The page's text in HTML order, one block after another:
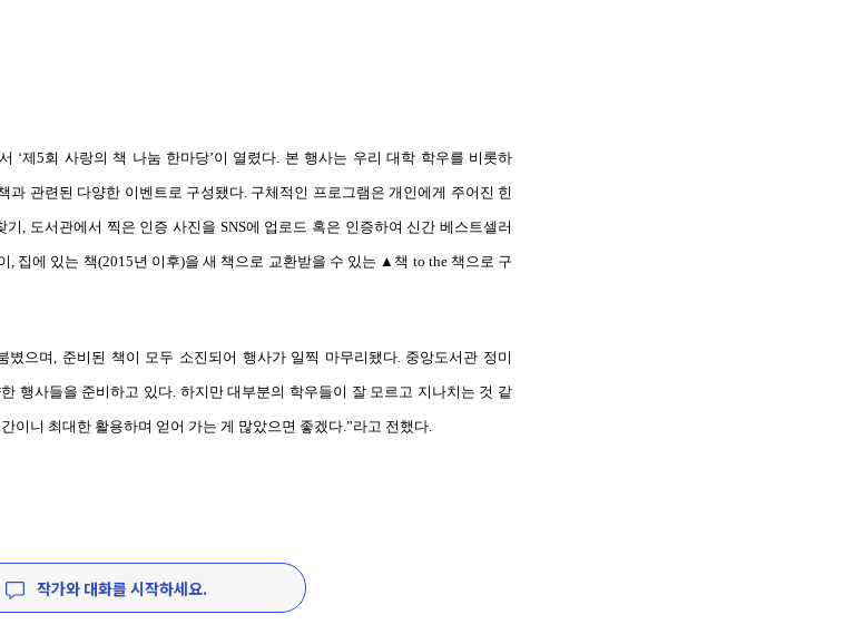
‘제5회 사랑의 책 나눔 한마당’이 열렸다 본 행사는 우리 대학 학우를 비롯하
과 관련된 다양한 이벤트로 구성됐다. 구체적인 프로그램은 개인에게 주어진 힌
기 도서관에서 찍은 인증 사진을 SNS에 업로드 혹은 인증하여 신간 베스트셀러
집에 있는 책(2015년 이후)을 새 책으로 교환받을 수 있는 ▲ 책 to the 책으로 구
볐으며 준비된 책이 모두 소진되어 행사가 일찍 마무리됐다. 중앙도서관 정미
행사들을 준비하고 있다 하지만 대부분의 학우들이 잘 모르고 지나치는 것 같
이니 최대한 활용하며 얻어 가는 게 많았으면 좋겠다 .”라고 전했다
작가와 대화를 시작하세요.